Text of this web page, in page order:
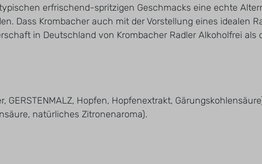
erfrischend-spritzigen Geschmacks eine echte
Dass Krombacher auch mit der Vorstellung eines idealen
in Deutschland von Krombacher Radler Alkoholfrei als
GERSTENMALZ, Hopfen, Hopfenextrakt,
natürliches Zitronenaroma).